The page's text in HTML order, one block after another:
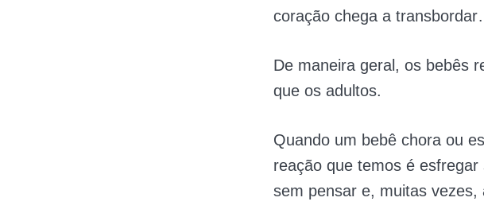
coração chega a
De maneira geral, os bebês
que os adultos.
Quando um bebê chora ou
reação que temos é
sem pensar e, muitas vezes,